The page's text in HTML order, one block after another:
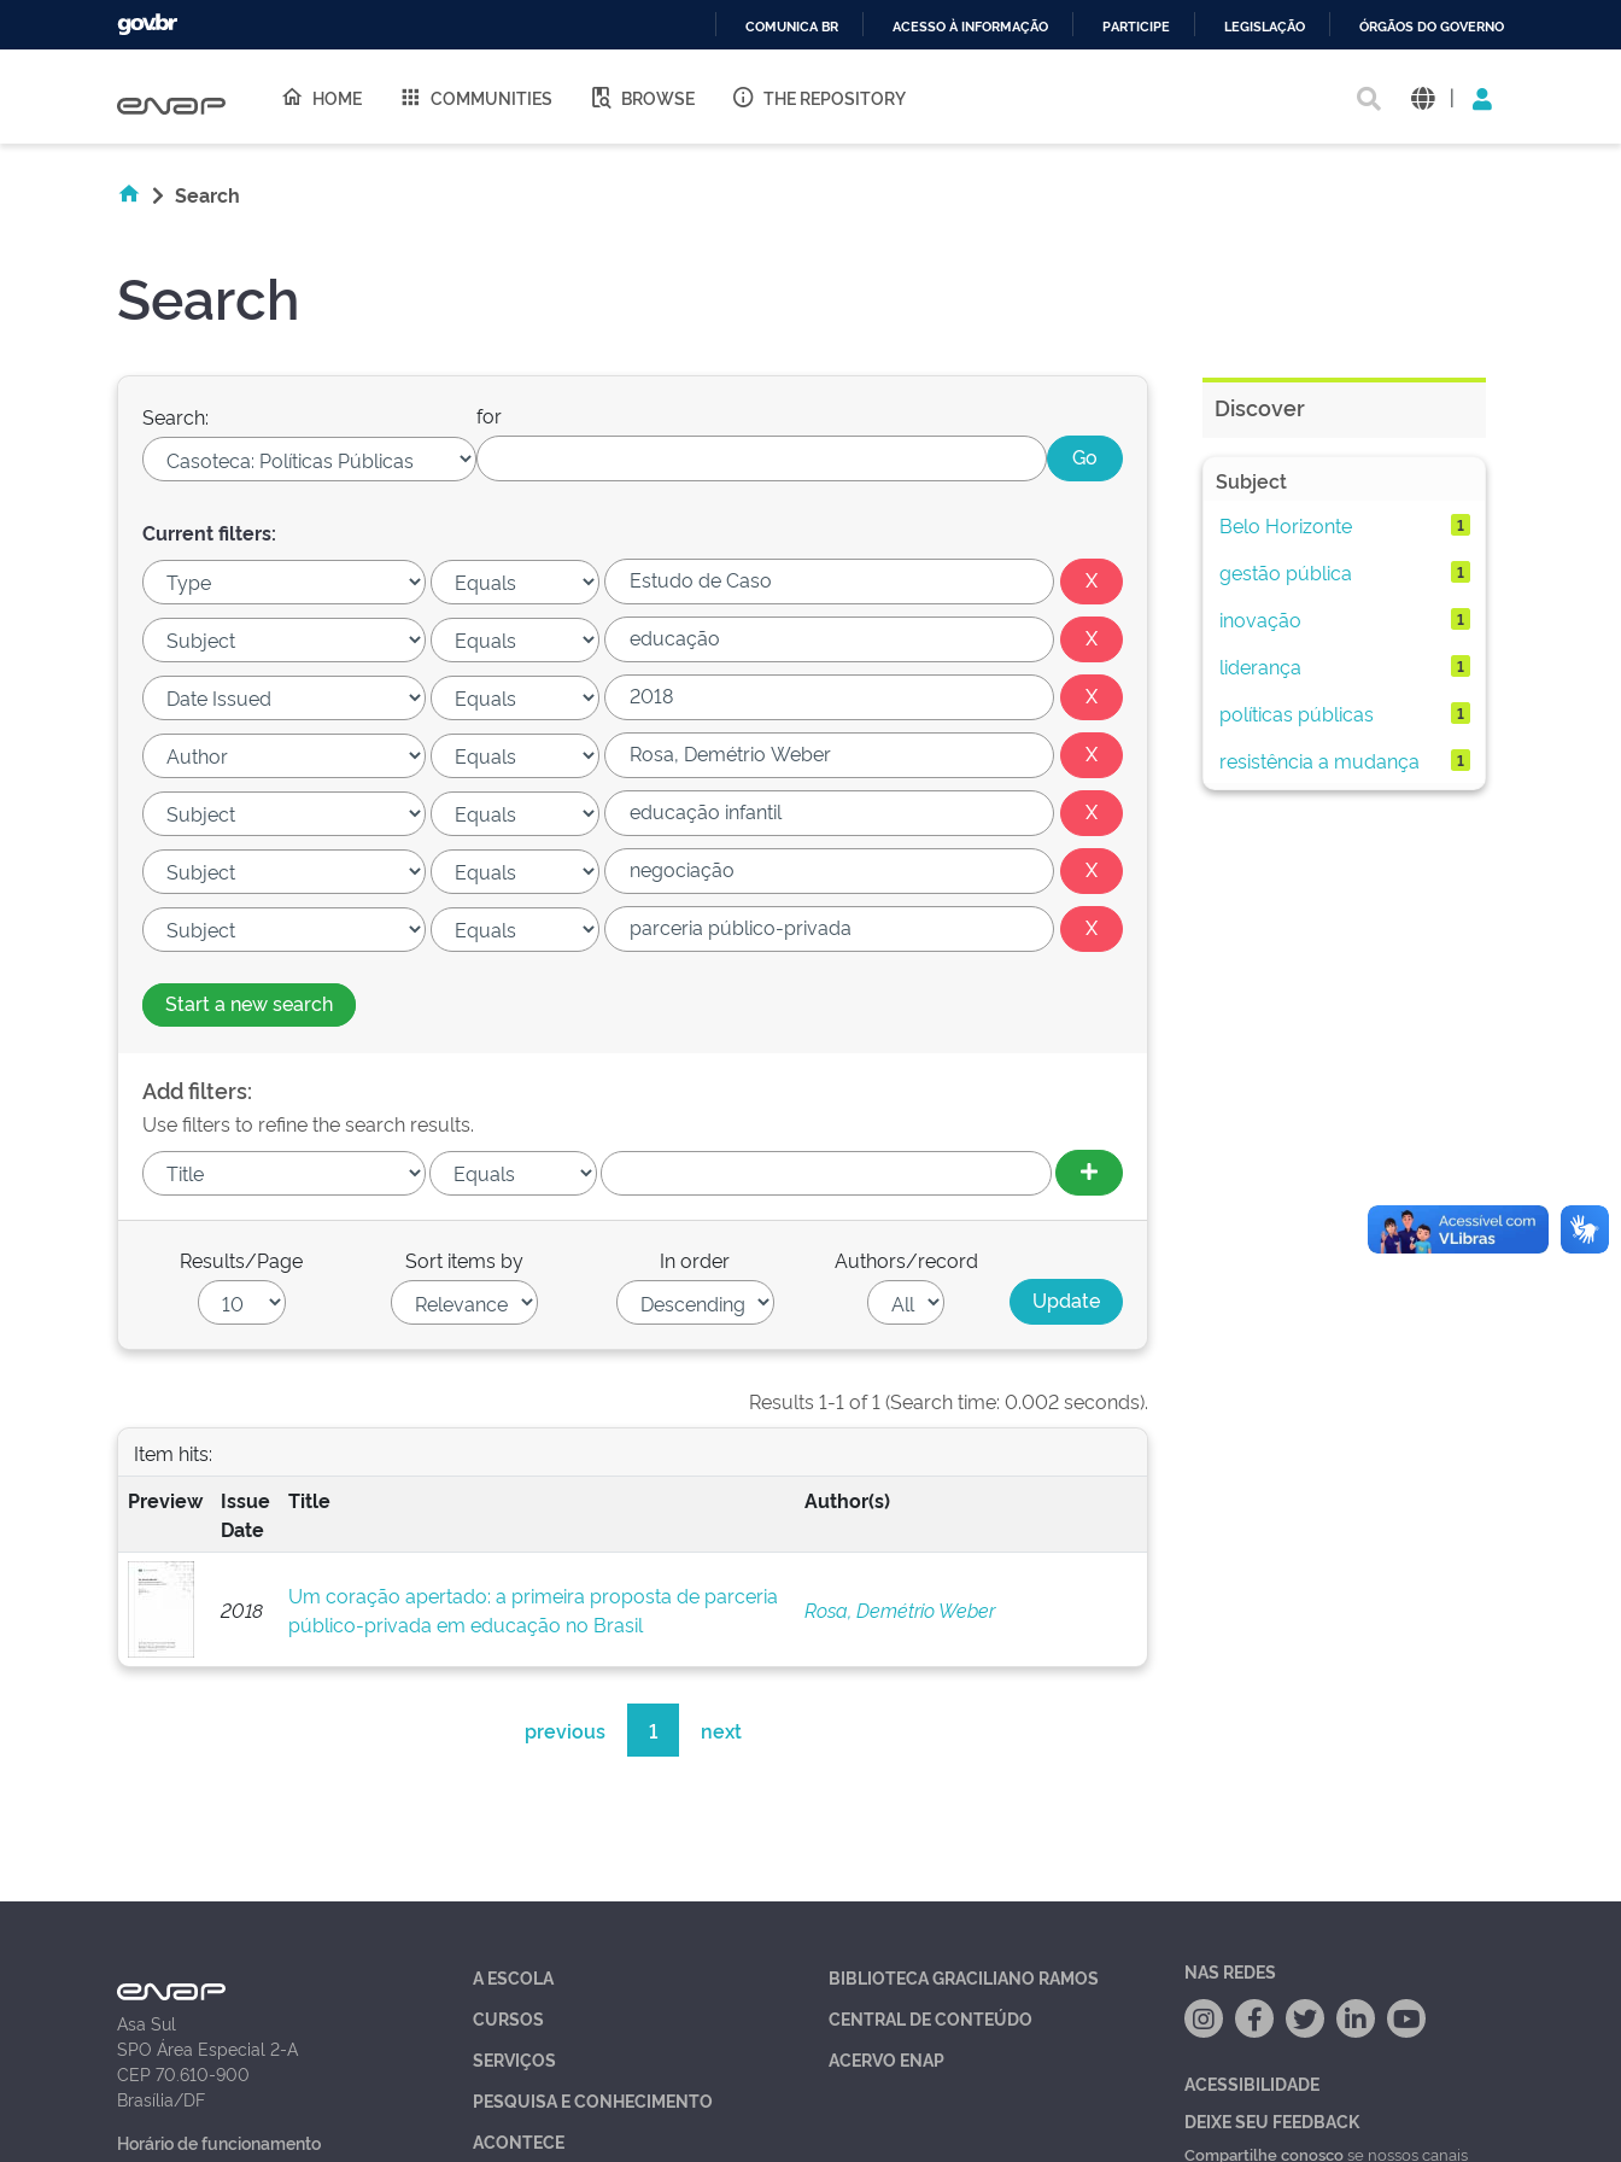
O
COMUNICA BR ACESSO À INFORMAÇÃO PARTICIPE LEGISLAÇÃO ÓRGÃOS DO GOVERNO
HOME COMMUNITIES BROWSE THE REPOSITORY |
Search
Search
Search: for
Current filters:
Start a new search
Add filters:
Use filters to refine the search results.
Results/Page Sort items by In order Authors/record
Results 1-1 of 1 (Search time: 0.002 seconds).
Item hits:
Preview
Issue
Date
Title Author(s)
2018
Um coração apertado: a primeira proposta de parceria
público-privada em educação no Brasil
Rosa, Demétrio Weber
previous 1 next
Discover
Subject
Belo Horizonte
1
gestão pública 1
inovação 1
liderança 1
políticas públicas 1
resistência a mudança 1
Asa Sul
SPO Área Especial 2-A
CEP 70.610-900
Brasília/DF
Horário de funcionamento
A ESCOLA
CURSOS
SERVIÇOS
PESQUISA E CONHECIMENTO
ACONTECE
BIBLIOTECA GRACILIANO RAMOS
CENTRAL DE CONTEÚDO
ACERVO ENAP
NAS REDES
ACESSIBILIDADE
DEIXE SEU FEEDBACK
Compartilhe conoscose nossos canais